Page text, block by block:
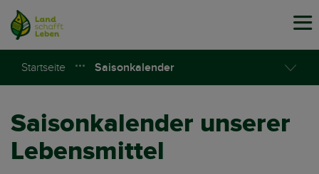
Startseite Saisonkalender
Saisonkalender unserer
Lebensmittel